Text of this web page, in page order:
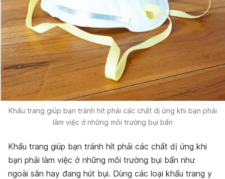
Khẩu trang giúp bạn tránh hít phải các chất dị ứng khi bạn phải
làm việc ở những môi trường bụi bẩn
Khẩu trang giúp bạn tránh hít phải các chất dị ứng khi
bạn phải làm việc ở những môi trường bụi bẩn như
ngoài sân hay đang hút bụi. Dùng các loại khẩu trang y